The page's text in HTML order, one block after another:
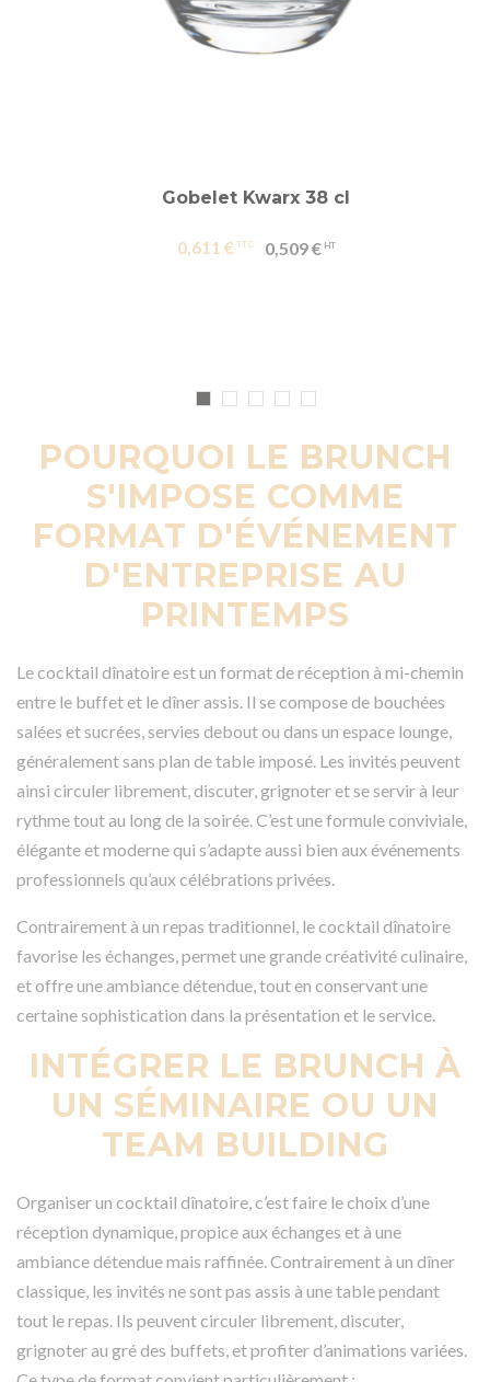
Gobelet Kwarx 38 cl
0,611 € 0,509 €
POURQUOI LE BRUNCH
S'IMPOSE COMME
FORMAT D'ÉVÉNEMENT
D'ENTREPRISE AU
PRINTEMPS
Le cocktail dînatoire est un format de réception à mi-chemin
entre le buffet et le dîner assis. Il se compose de bouchées
salées et sucrées, servies debout ou dans un espace lounge,
généralement sans plan de table imposé. Les invités peuvent
ainsi circuler librement, discuter, grignoter et se servir à leur
rythme tout au long de la soirée. C’est une formule conviviale,
élégante et moderne qui s’adapte aussi bien aux événements
professionnels qu’aux célébrations privées.
Contrairement à un repas traditionnel, le cocktail dînatoire
favorise les échanges, permet une grande créativité culinaire,
et offre une ambiance détendue, tout en conservant une
certaine sophistication dans la présentation et le service.
INTÉGRER LE BRUNCH À
UN SÉMINAIRE OU UN
TEAM BUILDING
Organiser un cocktail dînatoire, c’est faire le choix d’une
réception dynamique, propice aux échanges et à une
ambiance détendue mais raffinée. Contrairement à un dîner
classique, les invités ne sont pas assis à une table pendant
tout le repas. Ils peuvent circuler librement, discuter,
grignoter au gré des buffets, et profiter d’animations variées.